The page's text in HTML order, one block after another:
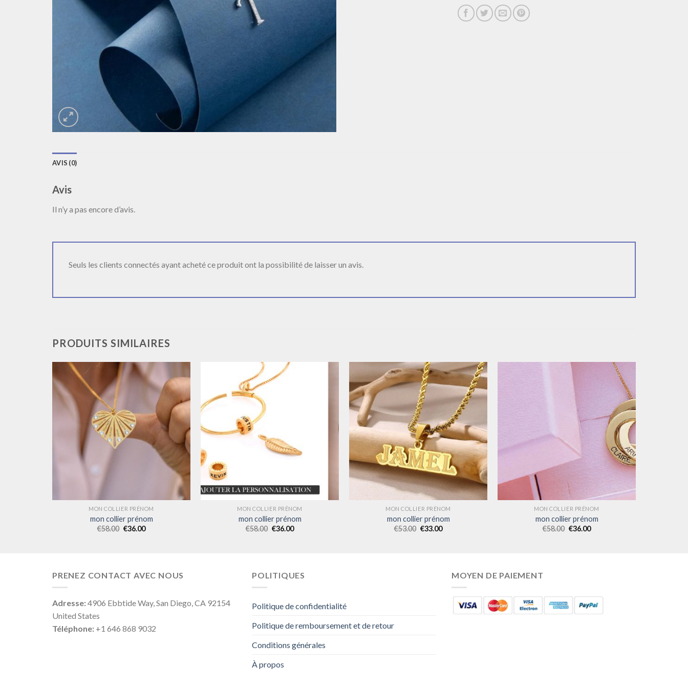
AVIS (0)
Avis
Il n’y a pas encore d’avis.
Seuls les clients connectés ayant acheté ce produit ont la possibilité de laisser un avis.
PRODUITS SIMILAIRES
MON COLLIER PRÉNOM
mon collier prénom
€58.00 €36.00
MON COLLIER PRÉNOM
mon collier prénom
€58.00 €36.00
MON COLLIER PRÉNOM
mon collier prénom
€53.00 €33.00
MON COLLIER PRÉNOM
mon collier prénom
€58.00 €36.00
PRENEZ CONTACT AVEC NOUS
Adresse:4906 Ebbtide Way, San Diego, CA 92154
United States
Téléphone: +1 646 868 9032
POLITIQUES
Politique de confidentialité
Politique de remboursement et de retour
Conditions générales
À propos
MOYEN DE PAIEMENT